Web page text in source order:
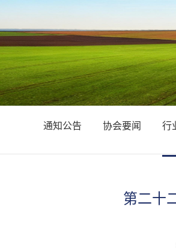
通知公告 协会要闻 行
第二十